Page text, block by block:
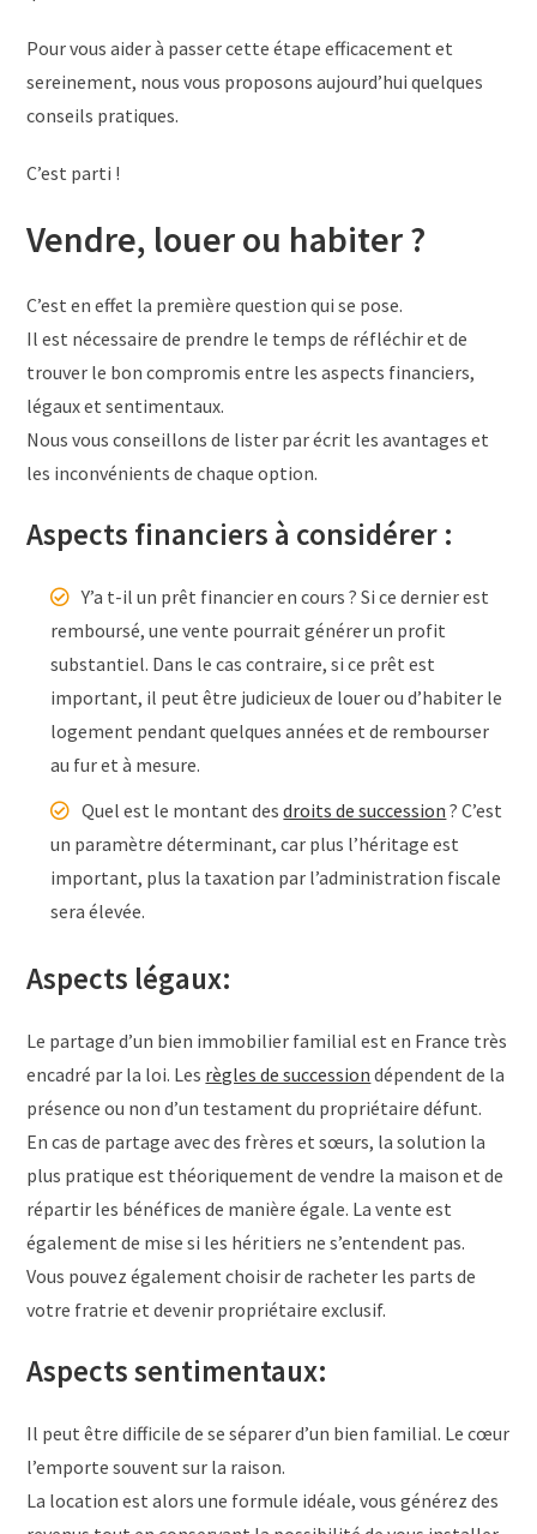
Pour vous aider à passer cette étape efficacement et
sereinement, nous vous proposons aujourd’hui quelques
conseils pratiques.
C’est parti !
Vendre, louer ou habiter ?
C’est en effet la première question qui se pose.
Il est nécessaire de prendre le temps de réfléchir et de
trouver le bon compromis entre les aspects financiers,
légaux et sentimentaux.
Nous vous conseillons de lister par écrit les avantages et
les inconvénients de chaque option.
Aspects financiers à considérer :
Y’a t-il un prêt financier en cours ? Si ce dernier est
remboursé, une vente pourrait générer un profit
substantiel. Dans le cas contraire, si ce prêt est
important, il peut être judicieux de louer ou d’habiter le
logement pendant quelques années et de rembourser
au fur et à mesure.
Quel est le montant desdroits de succession ? C’est
un paramètre déterminant, car plus l’héritage est
important, plus la taxation par l’administration fiscale
sera élevée.
Aspects légaux:
Le partage d’un bien immobilier familial est en France très
encadré par la loi. Les règles de succession dépendent de la
présence ou non d’un testament du propriétaire défunt.
En cas de partage avec des frères et sœurs, la solution la
plus pratique est théoriquement de vendre la maison et de
répartir les bénéfices de manière égale. La vente est
également de mise si les héritiers ne s’entendent pas.
Vous pouvez également choisir de racheter les parts de
votre fratrie et devenir propriétaire exclusif.
Aspects sentimentaux:
Il peut être difficile de se séparer d’un bien familial. Le cœur
l’emporte souvent sur la raison.
La location est alors une formule idéale, vous générez des